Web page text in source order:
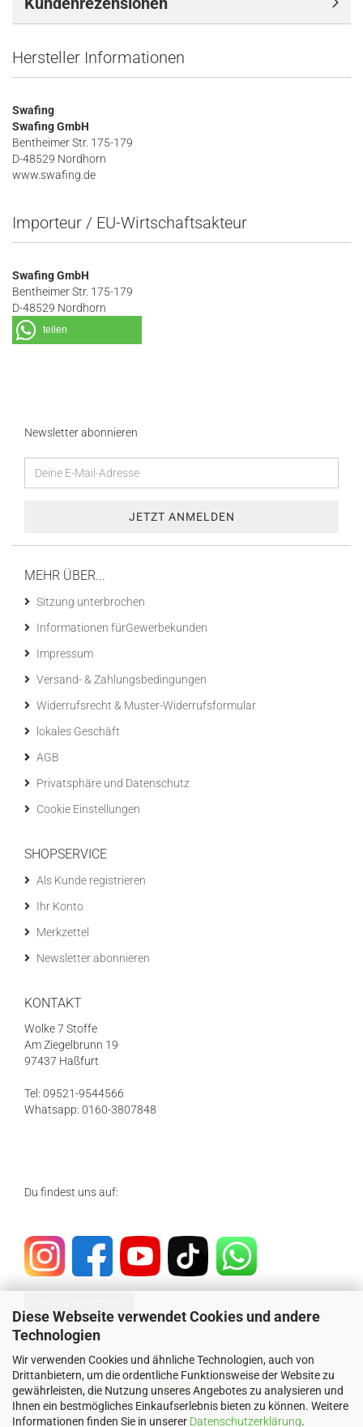
Diese Webseite verwendet Cookies und andere
Technologien
Wir verwenden Cookies und ähnliche Technologien, auch von
Drittanbietern, um die ordentliche Funktionsweise der Website zu
gewährleisten, die Nutzung unseres Angebotes zu analysieren und
Ihnen ein bestmögliches Einkaufserlebnis bieten zu können. Weitere
Informationen finden Sie in unserer Datenschutzerklärung.
Hersteller Informationen
Swafing
Swafing GmbH
Bentheimer Str. 175-179
D-48529 Nordhorn
www.swafing.de
Importeur / EU-Wirtschaftsakteur
Swafing GmbH
Bentheimer Str. 175-179
D-48529 Nordhorn
teilen
Newsletter abonnieren
MEHR ÜBER...
Sitzung unterbrochen
Informationen fürGewerbekunden
Impressum
Versand- & Zahlungsbedingungen
Widerrufsrecht & Muster-Widerrufsformular
lokales Geschäft
AGB
Privatsphäre und Datenschutz
Cookie Einstellungen
SHOPSERVICE
Als Kunde registrieren
Ihr Konto
Merkzettel
Newsletter abonnieren
KONTAKT
Wolke 7 Stoffe
Am Ziegelbrunn 19
97437 Haßfurt
Tel: 09521-9544566
Whatsapp: 0160-3807848
Du findest uns auf:
SICHER EINKAUFEN MIT